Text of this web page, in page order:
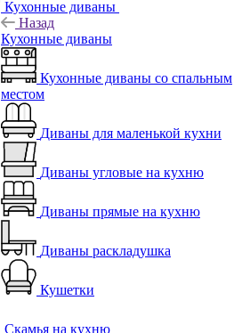
Кухонные диваны
Назад
Кухонные диваны
Кухонные диваны со спальным
местом
Диваны для маленькой кухни
Диваны угловые на кухню
Диваны прямые на кухню
Диваны раскладушка
Кушетки
Скамья на кухню